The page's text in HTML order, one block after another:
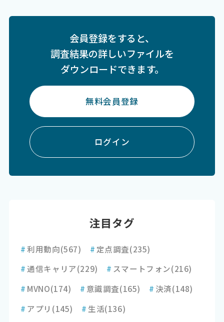
会員登録をすると、
調査結果の詳しいファイルを
ダウンロードできます。
無料会員登録
ログイン
注目タグ
#利用動向(567) # 定点調査(235)
#通信キャリア(229) # スマートフォン(216)
# MVNO(174) # 意識調査(165) # 決済(148)
# アプリ (145) # 生活(136)